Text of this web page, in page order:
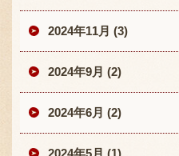
2024年11月 (3)
2024年9月 (2)
2024年6月 (2)
2024年5月 (1)